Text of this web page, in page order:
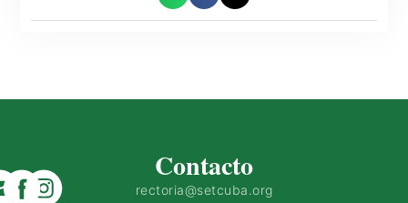
Contacto
rectoria@setcuba.org